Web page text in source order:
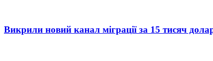
Викрили новий канал міграції за 15 тисяч